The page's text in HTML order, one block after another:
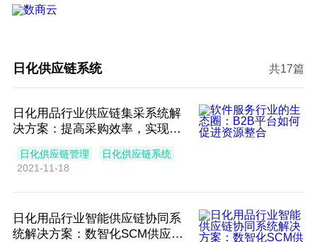
日化供应链系统 共17篇
日化用品行业供应链集采系统解
决方案：提高采购效率，实现数
日化供应链管理
日化供应链系统
2021-11-18
日化用品行业智能供应链协同系
统解决方案：数智化SCM供应